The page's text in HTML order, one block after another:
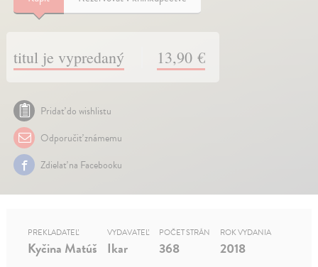
titul je vypredaný 13,90 €
Pridať do wishlistu
Odporučiť známemu
Zdielať na Facebooku
PREKLADATEĽ
Kyčina Matúš
VYDAVATEĽ
Ikar
POČET STRÁN
368
ROK VYDANIA
2018